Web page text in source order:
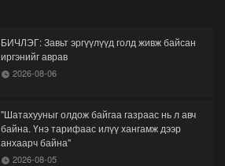
БИЧЛЭГ: Завьт эргүүлүүд голд живж байсан
иргэнийг аврав
2026-08-06
"Шатахууныг олдож байгаа газраас нь л авч
байна. Үнэ тарифаас илүү хангамж дээр
анхаарч байна"
2026-08-05